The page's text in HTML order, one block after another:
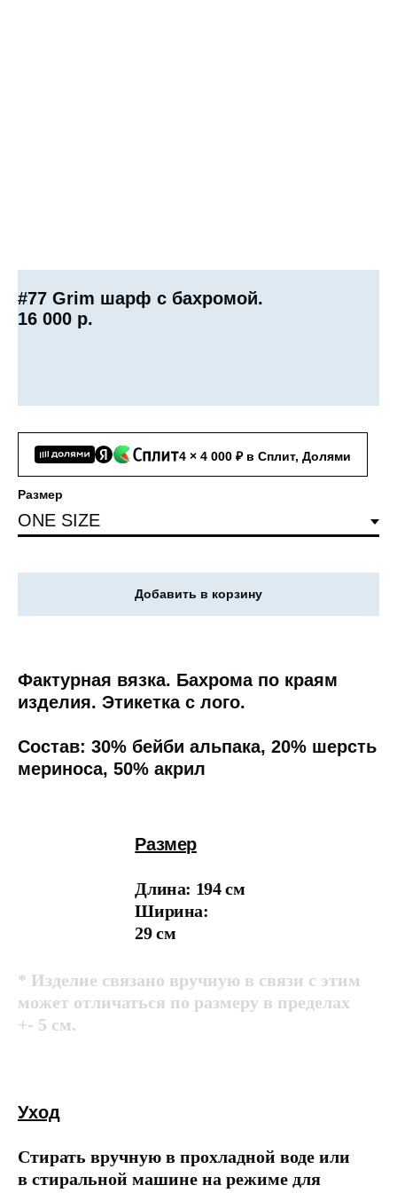
#77 Grim шарф с бахромой.
16 000 р.
4 × 4 000 ₽ в Сплит, Долями
Размер
Добавить в корзину
Фактурная вязка. Бахрома по краям
изделия. Этикетка с лого.
Состав: 30% бейби альпака, 20% шерсть
мериноса, 50% акрил
Размер
Длина: 194 см
Ширина:
29 см
* Изделие связано вручную в связи с этим
может отличаться по размеру в пределах
+- 5 см.
Уход
Стирать вручную в прохладной воде или
в стиральной машине на режиме для